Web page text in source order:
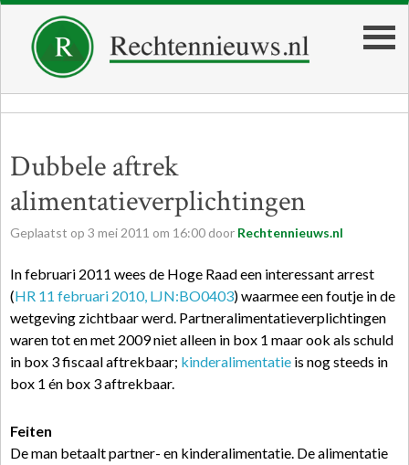
Dubbele aftrek
alimentatieverplichtingen
Geplaatst op 3 mei 2011 om 16:00 door Rechtennieuws.nl
In februari 2011 wees de Hoge Raad een interessant arrest
(HR 11 februari 2010, LJN:BO0403) waarmee een foutje in de
wetgeving zichtbaar werd. Partneralimentatieverplichtingen
waren tot en met 2009 niet alleen in box 1 maar ook als schuld
in box 3 fiscaal aftrekbaar; kinderalimentatie is nog steeds in
box 1 én box 3 aftrekbaar.
Feiten
De man betaalt partner- en kinderalimentatie. De alimentatie